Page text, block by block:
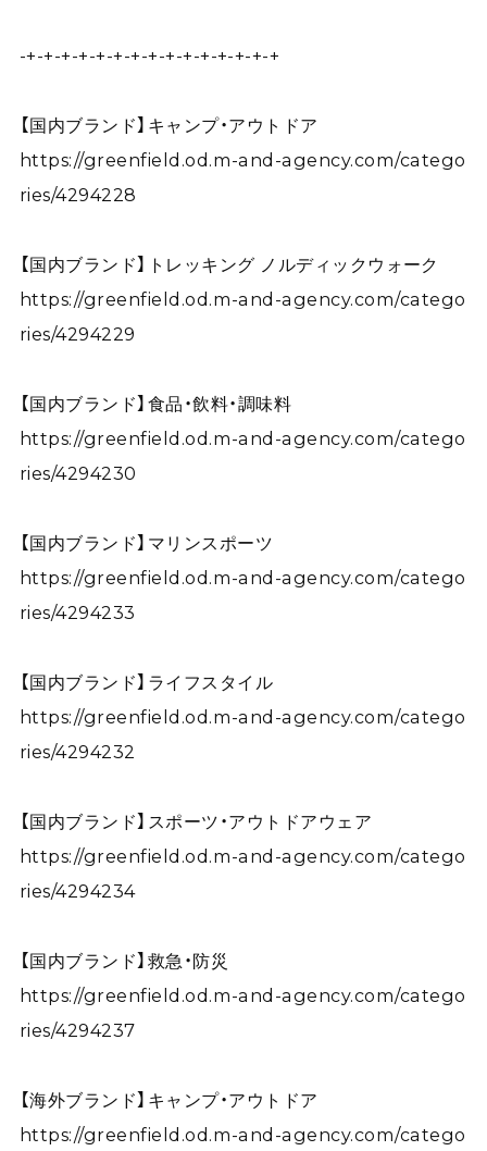
-+-+-+-+-+-+-+-+-+-+-+-+-+-+-+
【国内ブランド】キャンプ・アウトドア
https://greenfield.od.m-and-agency.com/catego
ries/4294228
【国内ブランド】トレッキング ノルディックウォーク
https://greenfield.od.m-and-agency.com/catego
ries/4294229
【国内ブランド】食品・飲料・調味料
https://greenfield.od.m-and-agency.com/catego
ries/4294230
【国内ブランド】マリンスポーツ
https://greenfield.od.m-and-agency.com/catego
ries/4294233
【国内ブランド】ライフスタイル
https://greenfield.od.m-and-agency.com/catego
ries/4294232
【国内ブランド】スポーツ・アウトドアウェア
https://greenfield.od.m-and-agency.com/catego
ries/4294234
【国内ブランド】救急・防災
https://greenfield.od.m-and-agency.com/catego
ries/4294237
【海外ブランド】キャンプ・アウトドア
https://greenfield.od.m-and-agency.com/catego